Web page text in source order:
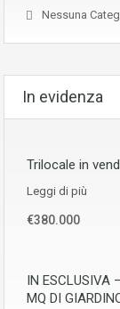
Nessuna
In evidenza
Trilocale in
Leggi di più
€380.000
IN ESCLUSIVA
MQ DI